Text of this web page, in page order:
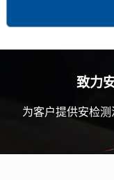
致力
为客户提供安检